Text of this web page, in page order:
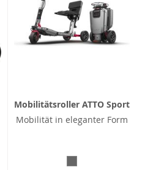
Mobilitätsroller ATTO Sport
Mobilität in eleganter Form